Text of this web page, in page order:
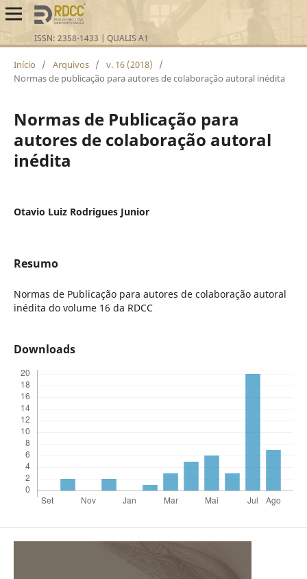
Início / Arquivos / v. 16 (2018)
/
Normas de publicação para autores de colaboração autoral inédita
Normas de Publicação para
autores de colaboração autoral
inédita
Otavio Luiz Rodrigues Junior
Resumo
Normas de Publicação para autores de colaboração autoral
inédita do volume 16 da RDCC
Downloads